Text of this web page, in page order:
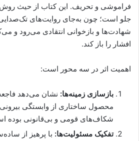
فراموشی و تحریف. این کتاب از حیث
جلو است؛ چون به‌جای روایت‌های
شهادت‌ها و بازخوانی انتقادی می‌رود و
افشار را باز کند.
اهمیت اثر در سه محور است:
بازسازی زمینه‌ها: نشان می‌دهد
محصول ساختاری از وابستگی
شکاف‌های قومی و بی‌قانونی بوده
تفکیک مسئولیت‌ها: با پرهیز از